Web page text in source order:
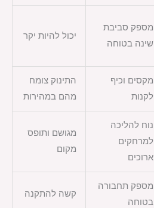
מספק סביבת
שינה בטוחה
יכול להיות יקר
מקסים וכיף
לקנות
התינוק צומח
מהם במהירות
נוח להליכה
למרחקים
ארוכים
מגושם ותופס
מקום
מספק תחבורה
בטוחה
קשה להתקנה